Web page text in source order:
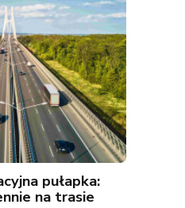
pułapka:
na trasie